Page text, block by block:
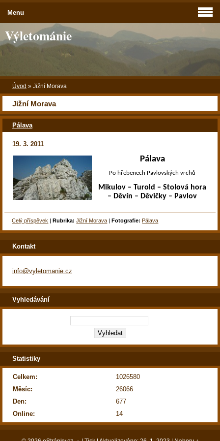
Výletománie
Úvod » Jižní Morava
Jižní Morava
Pálava
19. 3. 2011
Pálava
Po hřebenech Pavlovských vrchů
Mikulov – Turold – Stolová hora
– Děvín – Děvičky – Pavlov
Celý příspěvek |Rubrika: Jižní Morava |Fotografie: Pálava
Menu
Kontakt
info@vyletomanie.cz
Vyhledávání
Statistiky
Online: 14
Celkem:
1026580
Měsíc:
26066
Den:
677